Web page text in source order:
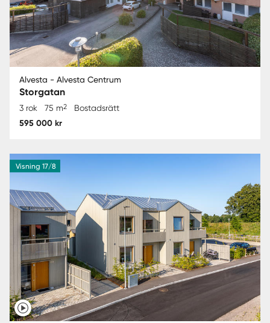
Alvesta - Alvesta Centrum
Storgatan
3 rok 75 m2 Bostadsrätt
595 000 kr
Visning 17/8